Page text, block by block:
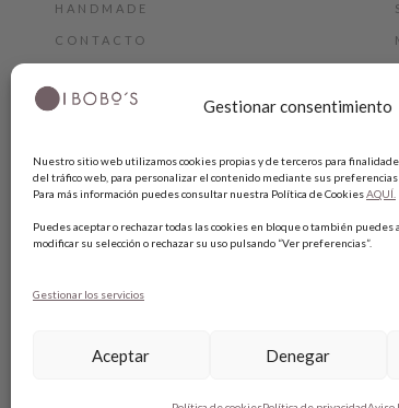
Gestionar consentimiento
Nuestro sitio web utilizamos cookies propias y de terceros para
del tráfico web, para personalizar el contenido mediante sus
Para más información puedes consultar nuestra Política de CookiesAQUÍ.
Puedes aceptar o rechazar todas las cookies en bloque o también puedes
modificar su selección o rechazar su uso pulsando “Ver preferencias”.
Gestionar los servicios
Aceptar Denegar
HANDMADE
CONTACTO
TARJETA REGALO